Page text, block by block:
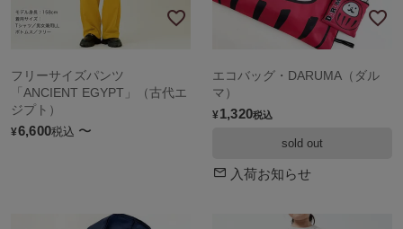
フリーサイズパンツ
「ANCIENT EGYPT」（古代エ
ジプト）
¥6,600税込 〜
エコバッグ・DARUMA（ダル
マ）
¥1,320税込
sold out
入荷お知らせ